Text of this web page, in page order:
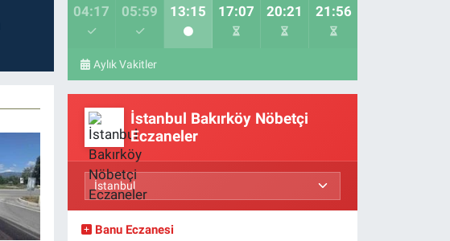
04:17 05:59 13:15 17:07 20:21 21:56
Aylık Vakitler
İstanbul Bakırköy Nöbetçi
Eczaneler
Banu Eczanesi